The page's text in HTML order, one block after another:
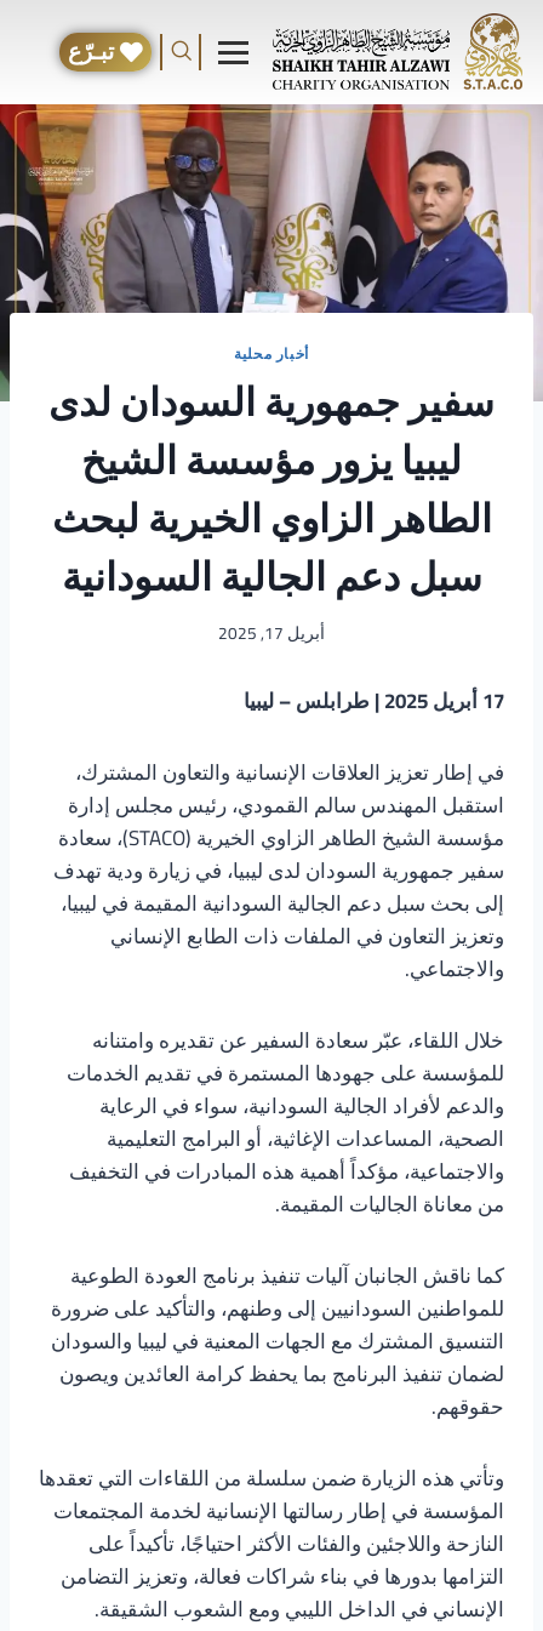
تبـرّع
أخبار محلية
سفير جمهورية السودان لدى
ليبيا يزور مؤسسة الشيخ
الطاهر الزاوي الخيرية لبحث
سبل دعم الجالية السودانية
أبريل 17, 2025
17 أبريل 2025 | طرابلس – ليبيا
في إطار تعزيز العلاقات الإنسانية والتعاون المشترك،
استقبل المهندس سالم القمودي، رئيس مجلس إدارة
مؤسسة الشيخ الطاهر الزاوي الخيرية (STACO)، سعادة
سفير جمهورية السودان لدى ليبيا، في زيارة ودية تهدف
إلى بحث سبل دعم الجالية السودانية المقيمة في ليبيا،
وتعزيز التعاون في الملفات ذات الطابع الإنساني
والاجتماعي.
خلال اللقاء، عبّر سعادة السفير عن تقديره وامتنانه
للمؤسسة على جهودها المستمرة في تقديم الخدمات
والدعم لأفراد الجالية السودانية، سواء في الرعاية
الصحية، المساعدات الإغاثية، أو البرامج التعليمية
والاجتماعية، مؤكداً أهمية هذه المبادرات في التخفيف
من معاناة الجاليات المقيمة.
كما ناقش الجانبان آليات تنفيذ برنامج العودة الطوعية
للمواطنين السودانيين إلى وطنهم، والتأكيد على ضرورة
التنسيق المشترك مع الجهات المعنية في ليبيا والسودان
لضمان تنفيذ البرنامج بما يحفظ كرامة العائدين ويصون
حقوقهم.
وتأتي هذه الزيارة ضمن سلسلة من اللقاءات التي تعقدها
المؤسسة في إطار رسالتها الإنسانية لخدمة المجتمعات
النازحة واللاجئين والفئات الأكثر احتياجًا، تأكيداً على
التزامها بدورها في بناء شراكات فعالة، وتعزيز التضامن
الإنساني في الداخل الليبي ومع الشعوب الشقيقة.